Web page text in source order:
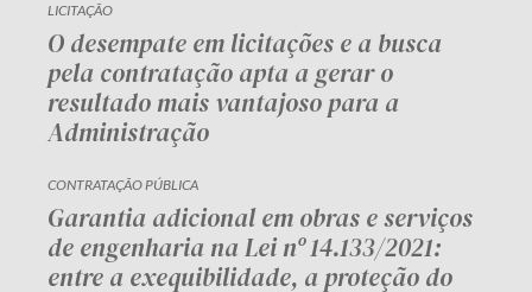
LICITAÇÃO
O desempate em licitações e a busca
pela contratação apta a gerar o
resultado mais vantajoso para a
Administração
CONTRATAÇÃO PÚBLICA
Garantia adicional em obras e serviços
de engenharia na Lei nº 14.133/2021:
entre a exequibilidade, a proteção do